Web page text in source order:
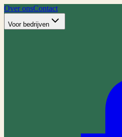
Over onsContact
Voor bedrijven